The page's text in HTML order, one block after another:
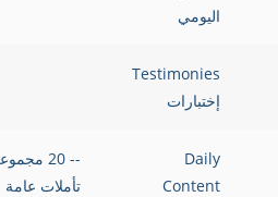
اليومي
Testimonies
إختبارات
Daily
Content
تأملات عامة